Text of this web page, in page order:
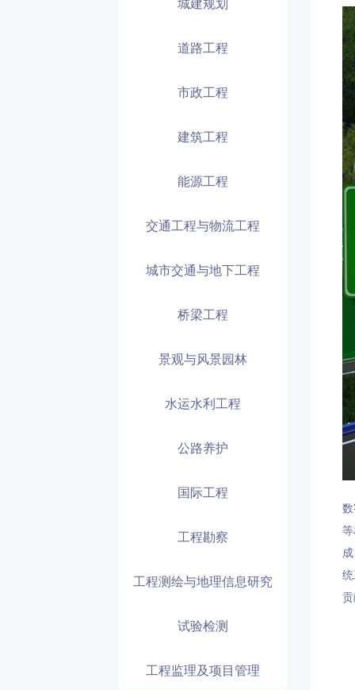
道路工程
市政工程
建筑工程
能源工程
交通工程与物流工程
城市交通与地下工程
桥梁工程
景观与风景园林
水运水利工程
公路养护
国际工程
工程勘察
工程测绘与地理信息研究
试验检测
工程监理及项目管理